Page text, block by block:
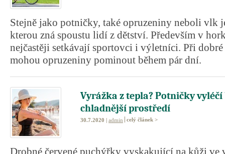
Stejně jako potničky, také opruzeniny neboli vlk
kterou zná spoustu lidí z dětství. Především v
nejčastěji setkávají sportovci i výletníci. Při
mohou opruzeniny pominout během pár dní.
Vyrážka z tepla? Potničky
chladnější prostředí
30.7.2020 | admin celý článek >